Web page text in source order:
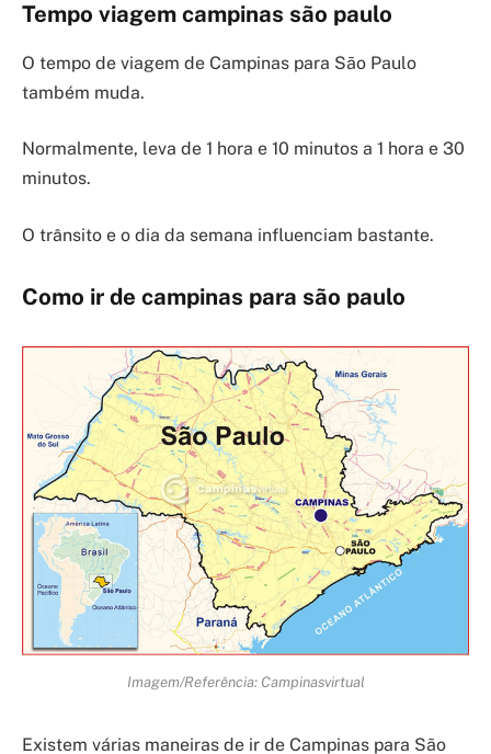
Tempo viagem campinas são paulo
O tempo de viagem de Campinas para São Paulo
também muda.
Normalmente, leva de 1 hora e 10 minutos a 1 hora e 30
minutos.
O trânsito e o dia da semana influenciam bastante.
Como ir de campinas para são paulo
Imagem/Referência: Campinasvirtual
Existem várias maneiras de ir de Campinas para São